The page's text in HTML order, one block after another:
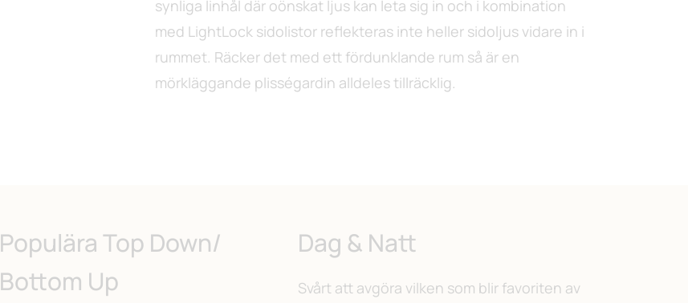
synliga linhål där oönskat ljus kan leta sig in och i kombination
med LightLock sidolistor reflekteras inte heller sidoljus vidare in i
rummet. Räcker det med ett fördunklande rum så är en
mörkläggande plisségardin alldeles tillräcklig.
Populära Top Down/
Bottom Up
Dag & Natt
Svårt att avgöra vilken som blir favoriten av